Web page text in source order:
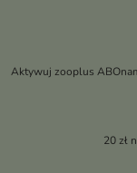
Aktywuj zooplus
20 zł